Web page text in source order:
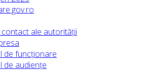
ale autorității
de funcționare
de audiențe